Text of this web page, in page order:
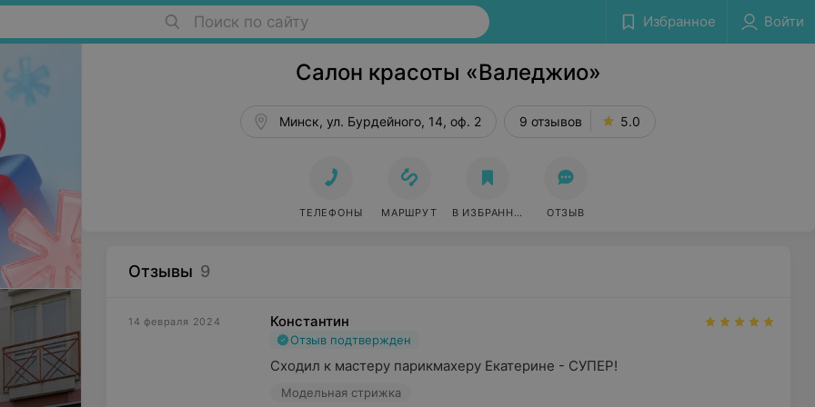
Поиск по сайту Избранное Войти
Салоны красоты в Минске Сообщить об ошибке
Салон красоты «Валеджио»
Минск, ул. Бурдейного, 14, оф. 2 9 отзывов 5.0
ТЕЛЕФОНЫ МАРШРУТ В ИЗБРАННОЕ ОТЗЫВ
Отзывы 9
14 февраля 2024 Константин
Отзыв подтвержден
Сходил к мастеру парикмахеру Екатерине - СУПЕР!
Модельная стрижка